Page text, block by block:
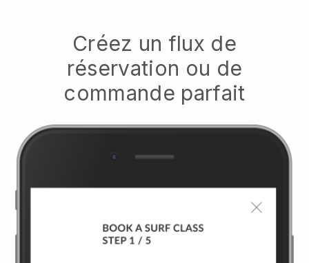
Créez un flux de
réservation ou de
commande parfait